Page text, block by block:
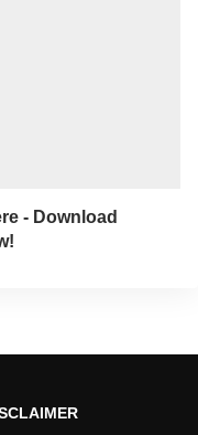
- Download